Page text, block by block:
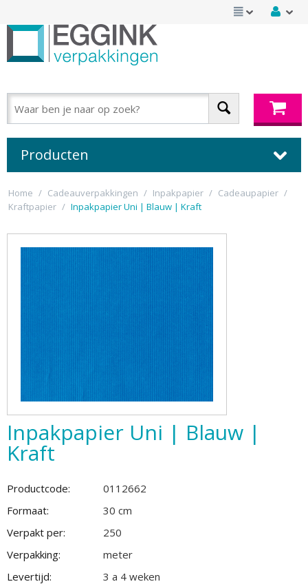
Producten
Home / Cadeauverpakkingen / Inpakpapier / Cadeaupapier /
Kraftpapier / Inpakpapier Uni | Blauw | Kraft
Inpakpapier Uni | Blauw |
Kraft
Productcode:
0112662
Formaat:
30 cm
Verpakt per:
250
Verpakking:
meter
Levertijd:
3 a 4 weken